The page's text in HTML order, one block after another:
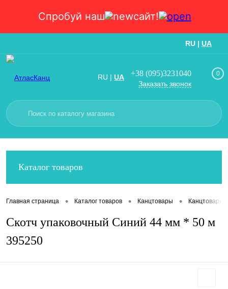
Спробуй наш сайт!
RU | UA
RU | UA +38 (095)3231040
Заказать звонок
0
Каталог товаров
Главная страница • Каталог товаров • Канцтовары • Канцтовары
Скотч упаковочный Синий 44 мм * 50 м
395250